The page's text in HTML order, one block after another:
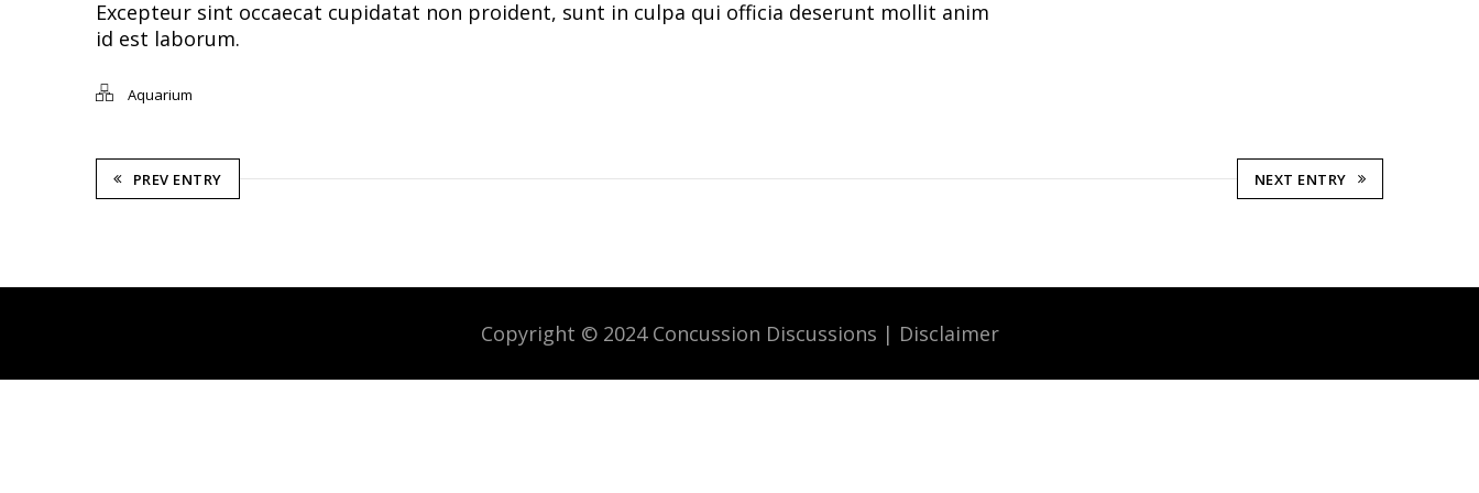
Excepteur sint occaecat cupidatat non proident, sunt in culpa qui officia deserunt mollit anim
id est laborum.
Aquarium
PREV ENTRY NEXT ENTRY
Copyright © 2024 Concussion Discussions | Disclaimer